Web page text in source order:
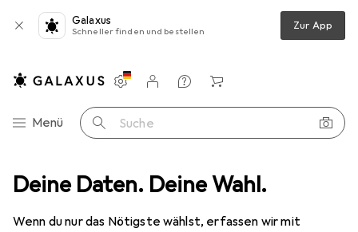
Deine Daten. Deine Wahl.
Wenn du nur das Nötigste wählst, erfassen wir mit
Galaxus
Schneller finden und bestellen Zur App
Navigation nach Kategorien
Menü Suche
Einstellungen
Kundenkonto
Vergleichslisten
Merklisten
Warenkorb
Mer Plus
Kategorien anzeigen